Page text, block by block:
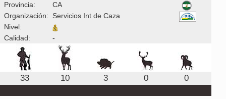
Provincia:
CA
Organización: Servicios Int de Caza
Nivel:
Calidad:
-
33 10 3 0 0